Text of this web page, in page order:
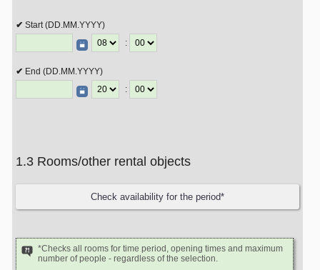
Start (DD.MM.YYYY)
:
End (DD.MM.YYYY)
:
1.3 Rooms/other rental objects
*Checks all rooms for time period, opening times and maximum
number of people - regardless of the selection.